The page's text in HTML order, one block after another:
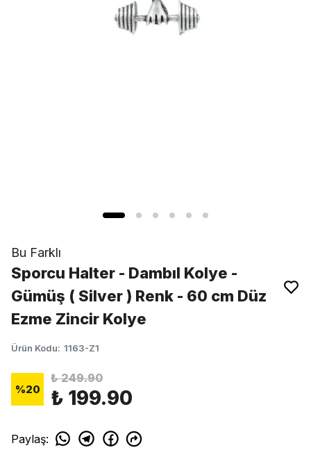
Bu Farklı
Sporcu Halter - Dambıl Kolye -
Gümüş ( Silver ) Renk - 60 cm Düz
Ezme Zincir Kolye
Ürün Kodu: 1163-Z1
%20
₺ 249.90
₺ 199.90
Paylaş: